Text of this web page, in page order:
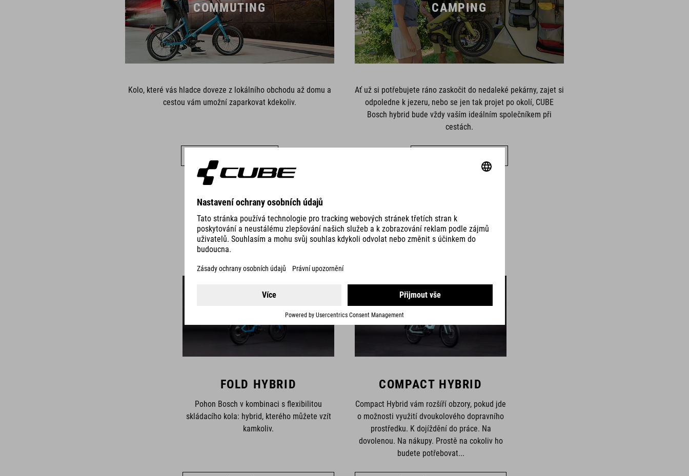
COMMUTING
Kolo, které vás hladce doveze z lokálního obchodu až domu a
cestou vám umožní zaparkovat kdekoliv.
CAMPING
Ať už si potřebujete ráno zaskočit do nedaleké pekárny, zajet si
odpoledne k jezeru, nebo se jen tak projet po okolí, CUBE
Bosch hybrid bude vždy vaším ideálním společníkem při
cestách.
SÉRIE
FOLD HYBRID
Pohon Bosch v kombinaci s flexibilitou
skládacího kola: hybrid, kterého můžete vzít
kamkoliv.
COMPACT HYBRID
Compact Hybrid vám rozšíří obzory, pokud jde
o možnosti využití dvoukolového dopravního
prostředku. K dojíždění do práce. Na
dovolenou. Na nákupy. Prostě na cokoliv ho
budete potřebovat...